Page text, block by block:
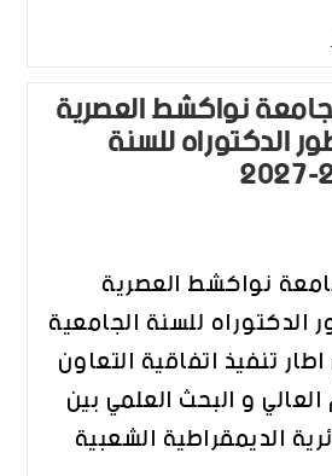
نواكشط العصرية
الدكتوراه للسنة
نواكشط العصرية
الدكتوراه للسنة الجامعية
2027 في اطار تنفيذ اتفاقية التعاون
و البحث العلمي بين
الديمقراطية الشعبية